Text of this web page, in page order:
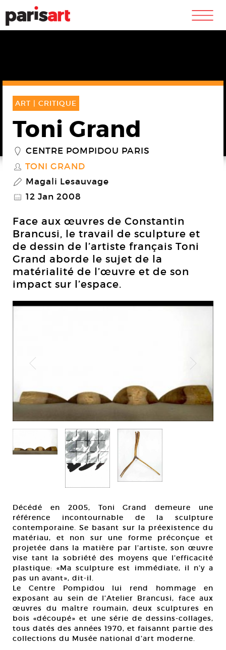
m
ART | CRITIQUE
Toni Grand
_ CENTRE POMPIDOU PARIS
S TONI GRAND
P Magali Lesauvage
@ 12 Jan 2008
Face aux œuvres de Constantin
Brancusi, le travail de sculpture et
de dessin de l’artiste français Toni
Grand aborde le sujet de la
matérialité de l’œuvre et de son
impact sur l’espace.
Décédé en 2005, Toni Grand demeure une
référence incontournable de la sculpture
contemporaine. Se basant sur la préexistence du
matériau, et non sur une forme préconçue et
projetée dans la matière par l’artiste, son œuvre
vise tant la sobriété des moyens que l’efficacité
plastique: «Ma sculpture est immédiate, il n’y a
pas un avant», dit-il.
Le Centre Pompidou lui rend hommage en
exposant au sein de l’Atelier Brancusi, face aux
œuvres du maître roumain, deux sculptures en
bois «découpé» et une série de dessins-collages,
tous datés des années 1970, et faisannt partie des
collections du Musée national d’art moderne.